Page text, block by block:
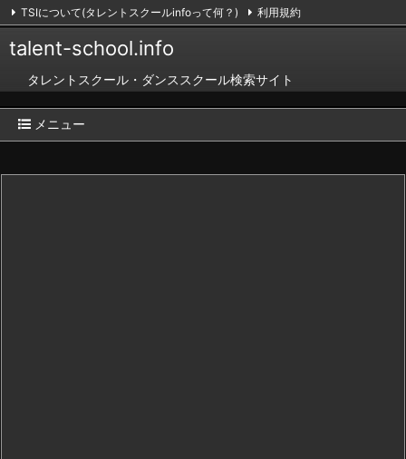
talent-school.info
タレントスクール・ダンススクール検索サイト
メニュー
TSIについて(タレントスクールinfoって何？)
利用規約
掲載のお申し込み（無料）